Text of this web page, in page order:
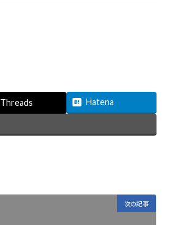
Threads Hatena
次の記事